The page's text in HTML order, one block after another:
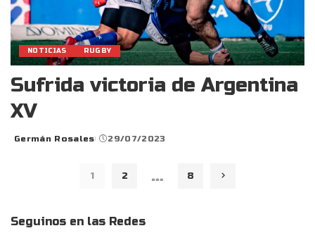
NOTICIAS RUGBY
Sufrida victoria de Argentina
XV
Posted
Germán Rosales 29/07/2023
1 2 … 8
Seguinos en las Redes